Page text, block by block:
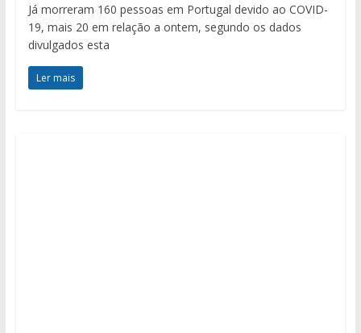
Já morreram 160 pessoas em Portugal devido ao COVID-
19, mais 20 em relação a ontem, segundo os dados
divulgados esta
Ler mais